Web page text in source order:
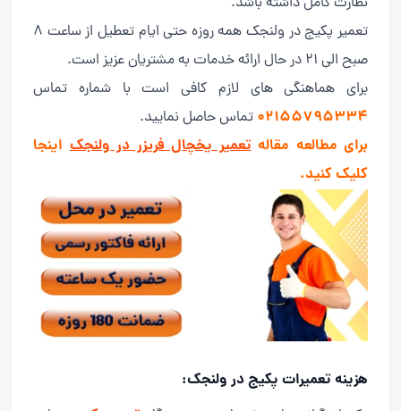
تعمیر پکیج در ولنجک همه روزه حتی ایام تعطیل از ساعت 8
صبح الی 21 در حال ارائه خدمات به مشتریان عزیز است.
برای هماهنگی های لازم کافی است با شماره تماس
02155795334 تماس حاصل نمایید.
برای مطالعه مقالهتعمیر یخچال فریزر در ولنجکاینجا
کلیک کنید.
هزینه تعمیرات پکیج در ولنجک: